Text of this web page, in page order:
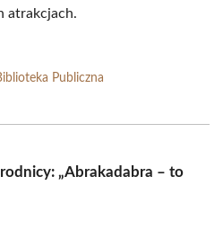
atrakcjach.
Publiczna
„Abrakadabra – to